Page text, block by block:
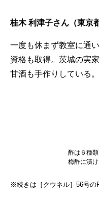
桂木 利津子さん（東京
一度も休まず教室に通
資格も取得。茨城の実
甘酒も手作りしている。
酢は６種
梅酢に漬け
※続きは［クウネル］56号の